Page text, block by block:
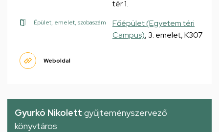
tér 1.
Épület, emelet, szobaszám
Főépület (Egyetem téri
Campus), 3. emelet, K307
Weboldal
Gyurkó Nikolett gyűjteményszervező
könyvtáros